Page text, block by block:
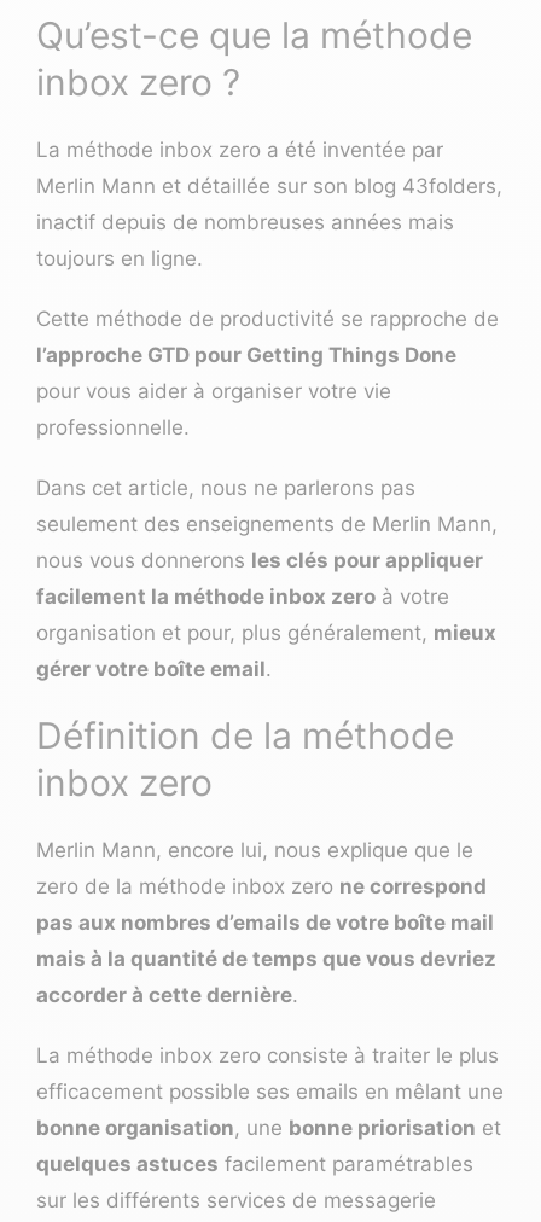
Qu’est-ce que la méthode
inbox zero ?
La méthode inbox zero a été inventée par
Merlin Mann et détaillée sur son blog 43folders,
inactif depuis de nombreuses années mais
toujours en ligne.
Cette méthode de productivité se rapproche de
l’approche GTD pour Getting Things Done
pour vous aider à organiser votre vie
professionnelle.
Dans cet article, nous ne parlerons pas
seulement des enseignements de Merlin Mann,
nous vous donnerons les clés pour appliquer
facilement la méthode inbox zero à votre
organisation et pour, plus généralement, mieux
gérer votre boîte email.
Définition de la méthode
inbox zero
Merlin Mann, encore lui, nous explique que le
zero de la méthode inbox zero ne correspond
pas aux nombres d’emails de votre boîte mail
mais à la quantité de temps que vous devriez
accorder à cette dernière.
La méthode inbox zero consiste à traiter le plus
efficacement possible ses emails en mêlant une
bonne organisation, une bonne priorisation et
quelques astuces facilement paramétrables
sur les différents services de messagerie